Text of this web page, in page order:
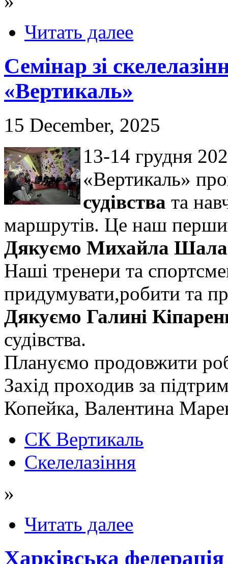
Читать далее
Семінар зі
«Вертикаль»
15 December, 2025
13-14 грудня
«Вертикаль»
судівства та
маршрутів. Це наш
Дякуємо Михайла
Наші тренери та
придумувати,робити та
Дякуємо Галині
судівства.
Плануємо продовжити
Захід проходив за
Копейка, Валентина
СК Вертикаль
Скелелазіння
»
Читать далее
Харківська федерація